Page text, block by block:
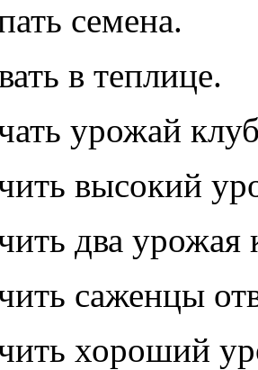
семена.
в теплице.
урожай
высокий
два урожая
саженцы
хороший